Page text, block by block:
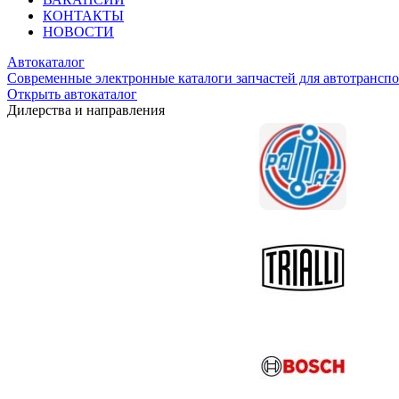
КОНТАКТЫ
НОВОСТИ
Автокаталог
Современные электронные каталоги запчастей для
Открыть автокаталог
Дилерства и направления